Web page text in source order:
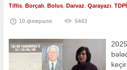
Tiflis, Borçalı, Bolus, Darvaz, Qarayazı,
10 февраля 5443